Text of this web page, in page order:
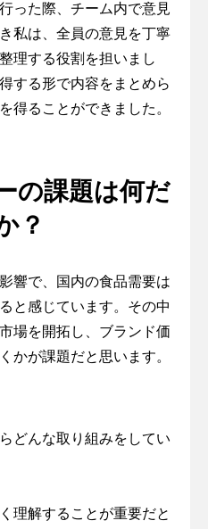
った際、チーム内で意見
私は、全員の意見を丁寧
理する役割を担いまし
する形で内容をまとめら
得ることができました。
の課題は何だ
？
響で、国内の食品需要は
と感じています。その中
場を開拓し、ブランド価
かが課題だと思います。
どんな取り組みをしてい
理解することが重要だと